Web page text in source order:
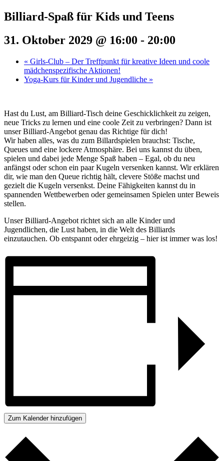
Billiard-Spaß für Kids und Teens
31. Oktober 2029 @ 16:00 - 20:00
« Girls-Club – Der Treffpunkt für kreative Ideen und coole
mädchenspezifische Aktionen!
Yoga-Kurs für Kinder und Jugendliche »
Hast du Lust, am Billiard-Tisch deine Geschicklichkeit zu zeigen,
neue Tricks zu lernen und eine coole Zeit zu verbringen? Dann ist
unser Billiard-Angebot genau das Richtige für dich!
Wir haben alles, was du zum Billardspielen brauchst: Tische,
Queues und eine lockere Atmosphäre. Bei uns kannst du üben,
spielen und dabei jede Menge Spaß haben – Egal, ob du neu
anfängst oder schon ein paar Kugeln versenken kannst. Wir erklären
dir, wie man den Queue richtig hält, clevere Stöße machst und
gezielt die Kugeln versenkst. Deine Fähigkeiten kannst du in
spannenden Wettbewerben oder gemeinsamen Spielen unter Beweis
stellen.
Unser Billiard-Angebot richtet sich an alle Kinder und
Jugendlichen, die Lust haben, in die Welt des Billiards
einzutauchen. Ob entspannt oder ehrgeizig – hier ist immer was los!
Zum Kalender hinzufügen